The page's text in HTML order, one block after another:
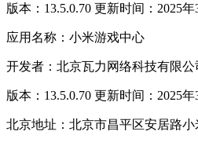
版本：13.5.0.70 更新时间：2025年
应用名称：小米游戏中心
开发者：北京瓦力网络科技有限公
版本：13.5.0.70 更新时间：2025年
北京地址：北京市昌平区安居路小